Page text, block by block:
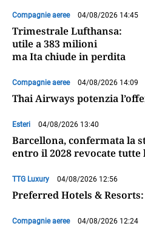
Compagnie aeree 04/08/2026 14:45
Trimestrale Lufthansa:
utile a 383 milioni
ma Ita chiude in perdita
Compagnie aeree 04/08/2026 14:09
Thai Airways potenzia
Esteri 04/08/2026 13:40
Barcellona, confermata la
entro il 2028 revocate tutte
TTG Luxury 04/08/2026 12:56
Preferred Hotels &
Compagnie aeree 04/08/2026 12:24